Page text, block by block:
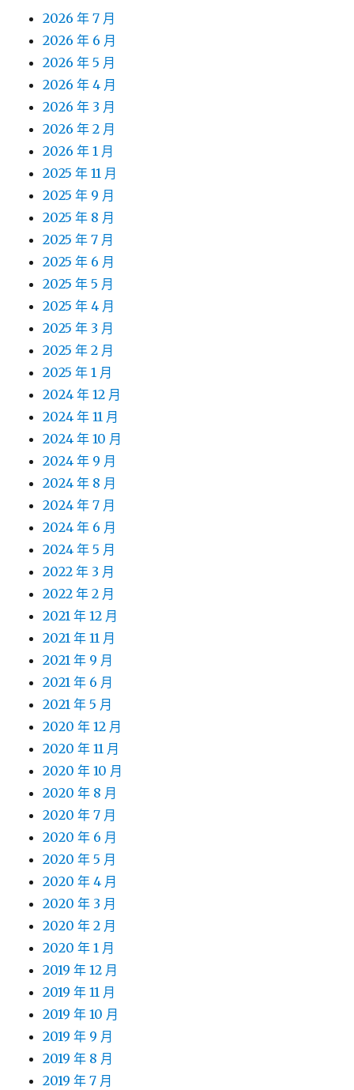
2026 年 7 月
2026 年 6 月
2026 年 5 月
2026 年 4 月
2026 年 3 月
2026 年 2 月
2026 年 1 月
2025 年 11 月
2025 年 9 月
2025 年 8 月
2025 年 7 月
2025 年 6 月
2025 年 5 月
2025 年 4 月
2025 年 3 月
2025 年 2 月
2025 年 1 月
2024 年 12 月
2024 年 11 月
2024 年 10 月
2024 年 9 月
2024 年 8 月
2024 年 7 月
2024 年 6 月
2024 年 5 月
2022 年 3 月
2022 年 2 月
2021 年 12 月
2021 年 11 月
2021 年 9 月
2021 年 6 月
2021 年 5 月
2020 年 12 月
2020 年 11 月
2020 年 10 月
2020 年 8 月
2020 年 7 月
2020 年 6 月
2020 年 5 月
2020 年 4 月
2020 年 3 月
2020 年 2 月
2020 年 1 月
2019 年 12 月
2019 年 11 月
2019 年 10 月
2019 年 9 月
2019 年 8 月
2019 年 7 月